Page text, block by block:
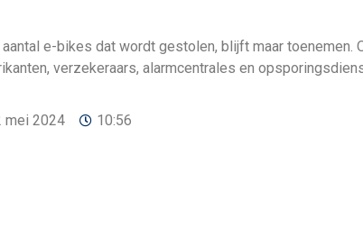
aantal e-bikes dat wordt gestolen, blijft maar toenemen.
verzekeraars, alarmcentrales en
mei 2024 10:56